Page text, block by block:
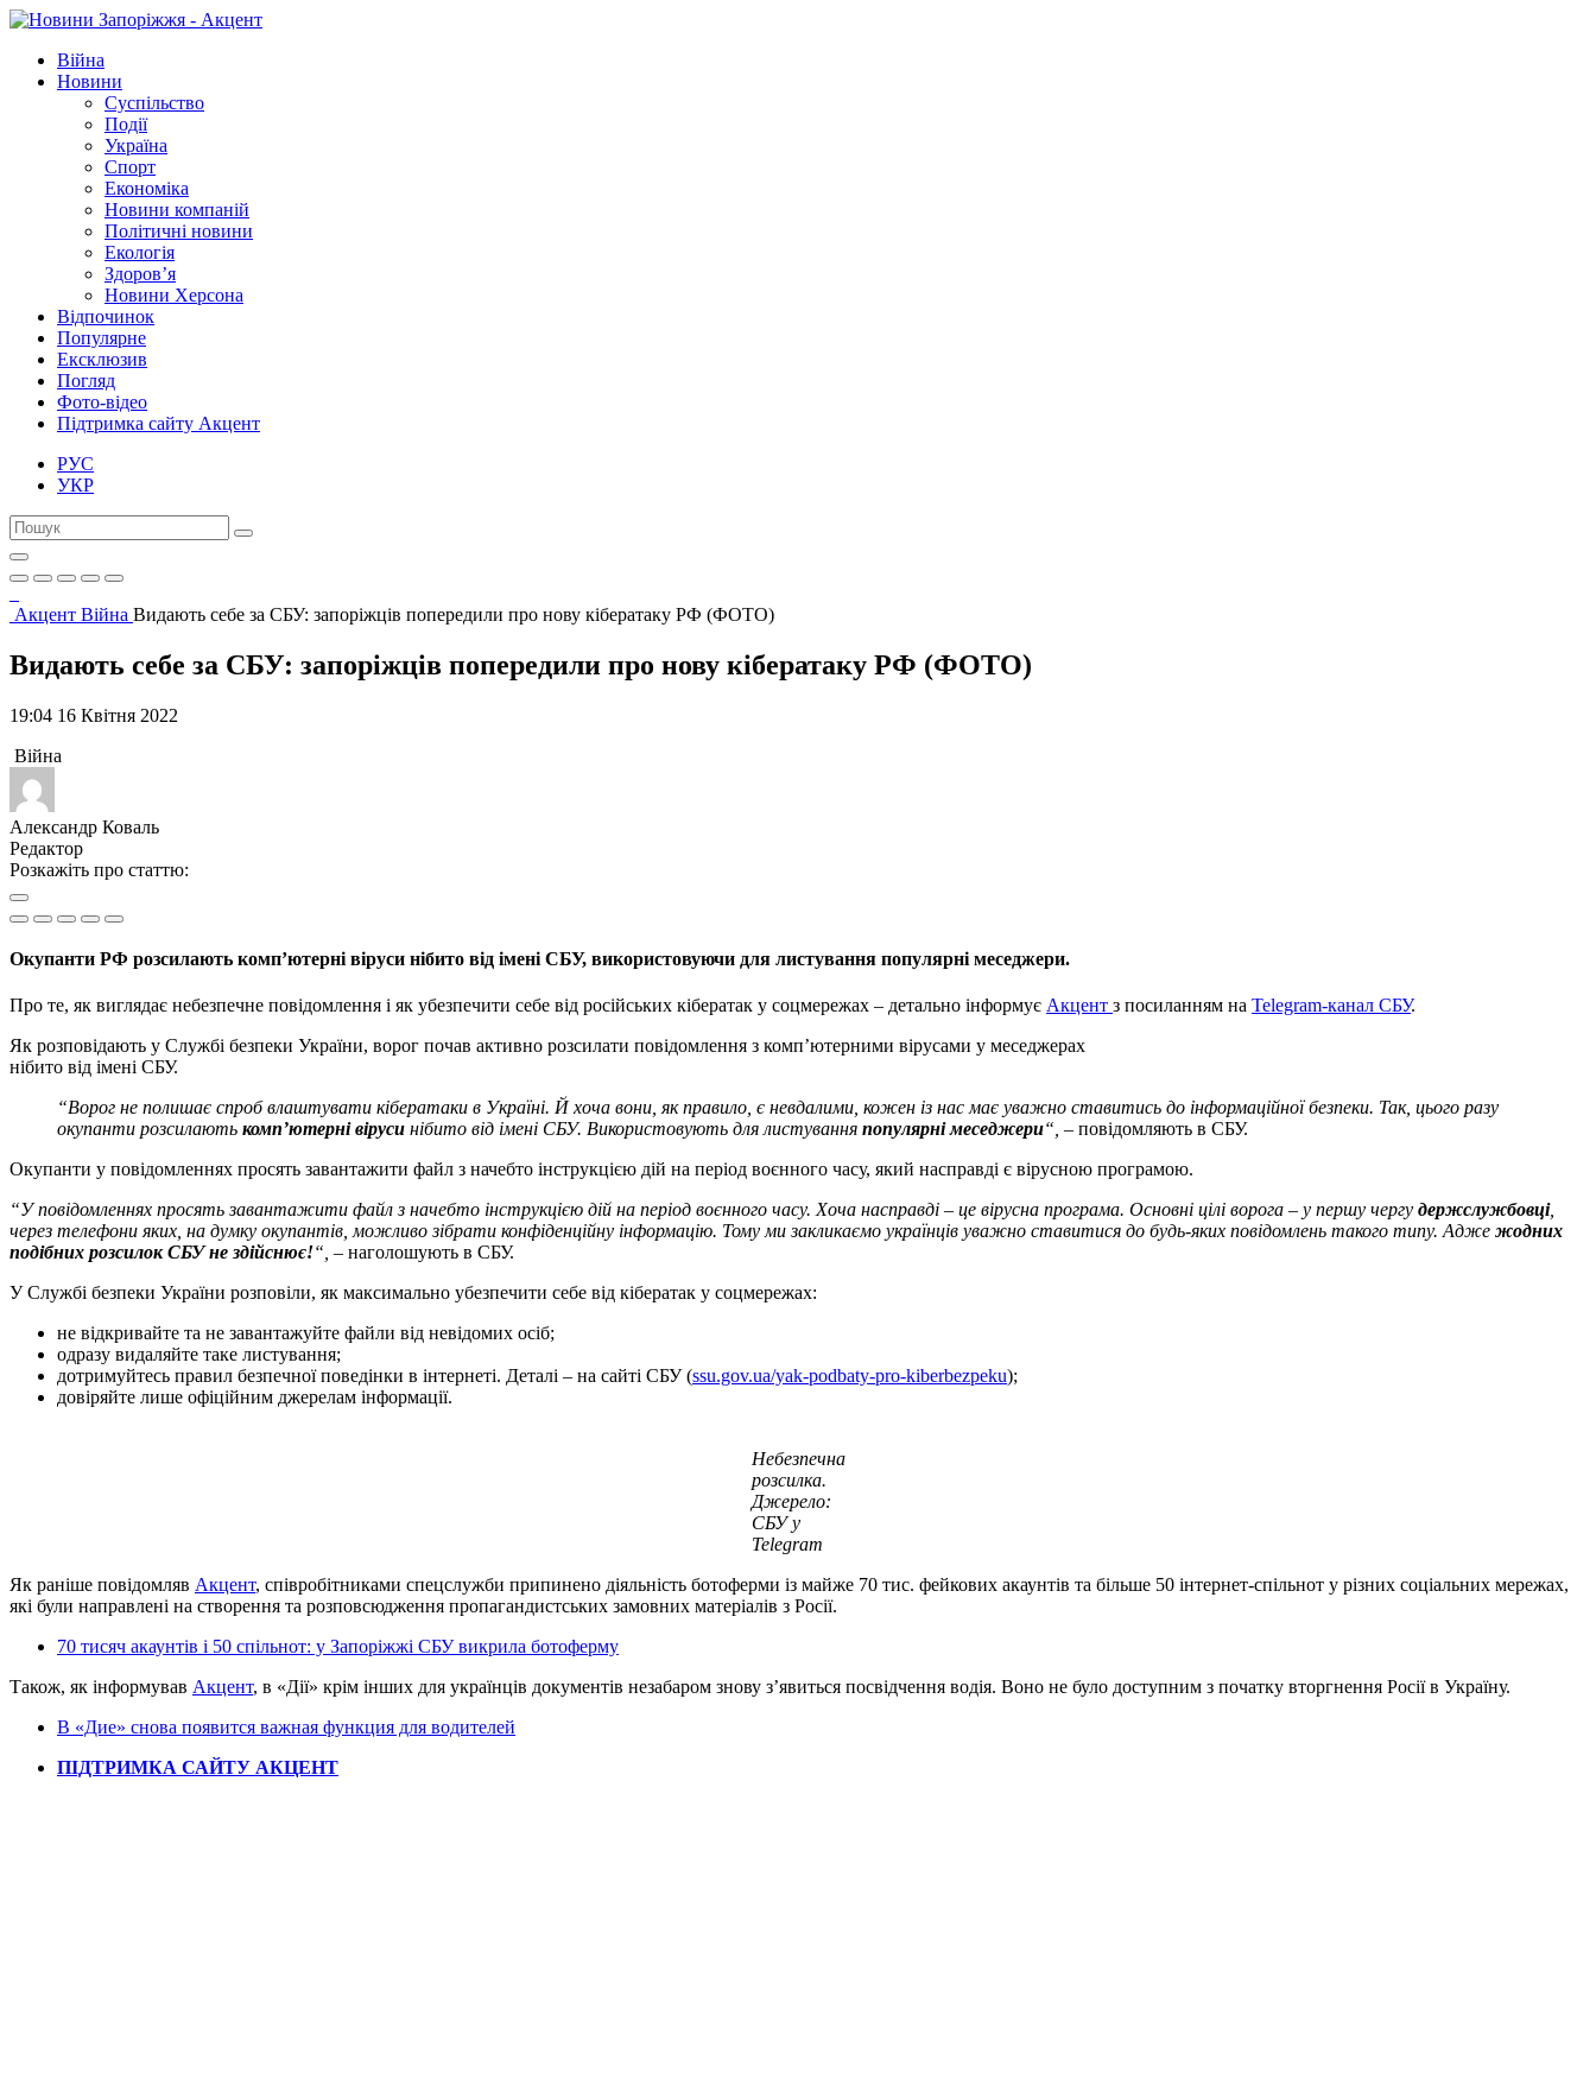
Війна
Новини
Суспільство
Події
Україна
Спорт
Економіка
Новини компаній
Політичні новини
Екологія
Здоров’я
Новини Херсона
Відпочинок
Популярне
Ексклюзив
Погляд
Фото-відео
Підтримка сайту Акцент
РУС
УКР
Акцент Війна Видають себе за СБУ: запоріжців попередили про нову кібератаку РФ (ФОТО)
Видають себе за СБУ: запоріжців попередили про нову кібератаку РФ (ФОТО)
19:04 16 Квітня 2022
Війна
Александр Коваль
Редактор
Розкажіть про статтю:
Окупанти РФ розсилають комп’ютерні віруси нібито від імені СБУ, використовуючи для листування популярні меседжери.
Про те, як виглядає небезпечне повідомлення і як убезпечити себе від російських кібератак у соцмережах – детально інформує Акцент з посиланням на Telegram-канал СБУ.
Як розповідають у Службі безпеки України, ворог почав активно розсилати повідомлення з комп’ютерними вірусами у меседжерах
нібито від імені СБУ.
“Ворог не полишає спроб влаштувати кібератаки в Україні. Й хоча вони, як правило, є невдалими, кожен із нас має уважно ставитись до інформаційної безпеки. Так, цього разу
окупанти розсилають комп’ютерні віруси нібито від імені СБУ. Використовують для листування популярні меседжери“, – повідомляють в СБУ.
Окупанти у повідомленнях просять завантажити файл з начебто інструкцією дій на період воєнного часу, який насправді є вірусною програмою.
“У повідомленнях просять завантажити файл з начебто інструкцією дій на період воєнного часу. Хоча насправді – це вірусна програма. Основні цілі ворога – у першу чергу держслужбовці,
через телефони яких, на думку окупантів, можливо зібрати конфіденційну інформацію. Тому ми закликаємо українців уважно ставитися до будь-яких повідомлень такого типу. Адже жодних
подібних розсилок СБУ не здійснює!“, – наголошують в СБУ.
У Службі безпеки України розповіли, як максимально убезпечити себе від кібератак у соцмережах:
не відкривайте та не завантажуйте файли від невідомих осіб;
одразу видаляйте таке листування;
дотримуйтесь правил безпечної поведінки в інтернеті. Деталі – на сайті СБУ (ssu.gov.ua/yak-podbaty-pro-kiberbezpeku);
довіряйте лише офіційним джерелам інформації.
Небезпечна
розсилка.
Джерело:
СБУ у
Telegram
Як раніше повідомляв Акцент, cпівробітниками спецслужби припинено діяльність ботоферми із майже 70 тис. фейкових акаунтів та більше 50 інтернет-спільнот у різних соціальних мережах,
які були направлені на створення та розповсюдження пропагандистських замовних матеріалів з Росії.
70 тисяч акаунтів і 50 спільнот: у Запоріжжі СБУ викрила ботоферму
Також, як інформував Акцент, в «Дії» крім інших для українців документів незабаром знову з’явиться посвідчення водія. Воно не було доступним з початку вторгнення Росії в Україну.
В «Дие» снова появится важная функция для водителей
ПІДТРИМКА САЙТУ АКЦЕНТ